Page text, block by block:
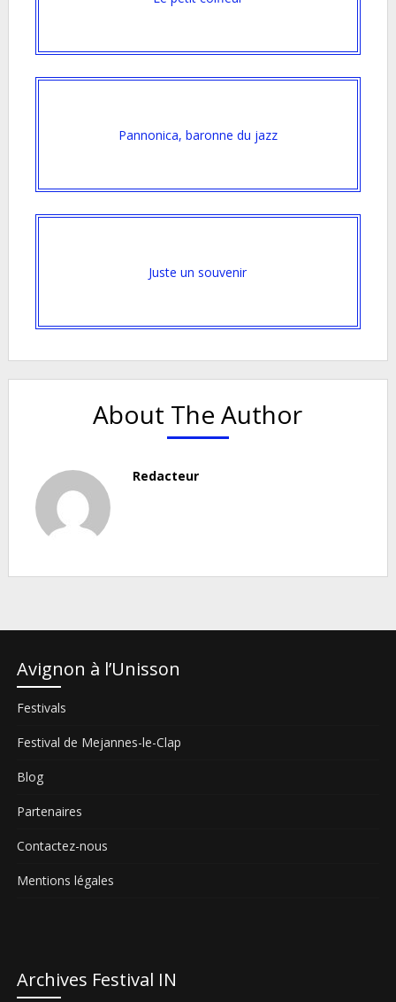
Pannonica, baronne du jazz
Juste un souvenir
About The Author
Redacteur
Avignon à l’Unisson
Festivals
Festival de Mejannes-le-Clap
Blog
Partenaires
Contactez-nous
Mentions légales
Archives Festival IN